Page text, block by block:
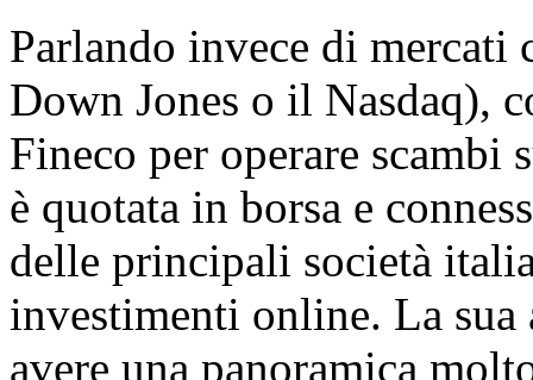
Parlando invece di
Down Jones o il Nasdaq),
Fineco per operare
è quotata in borsa e
delle principali società
investimenti online. La sua
avere una panoramica